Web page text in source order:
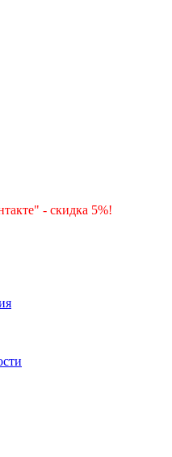
- скидка 5%!